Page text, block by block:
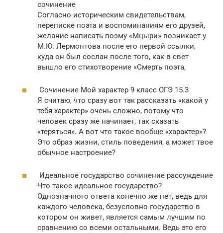
сочинение
Согласно историческим свидетельствам,
переписке поэта и воспоминаниям его друзей,
желание написать поэму «Мцыри» возникает у
М.Ю. Лермонтова после его первой ссылки,
куда он был сослан после того, как в свет
вышло его стихотворение «Смерть поэта,
Сочинение Мой характер 9 класс ОГЭ 15.3
Я считаю, что сразу вот так рассказать «какой у
тебя характер» очень сложно, потому что
человек сразу же начинает, так сказать
«теряться». А вот что такое вообще «характер»?
Это образ жизни, стиль поведения, а может твое
обычное настроение?
Идеальное государство сочинение рассуждение
Что такое идеальное государство?
Однозначного ответа конечно же нет, ведь для
каждого человека, безусловно государство в
котором он живет, является самым лучшим по
сравнению со всеми остальными. Ведь это его